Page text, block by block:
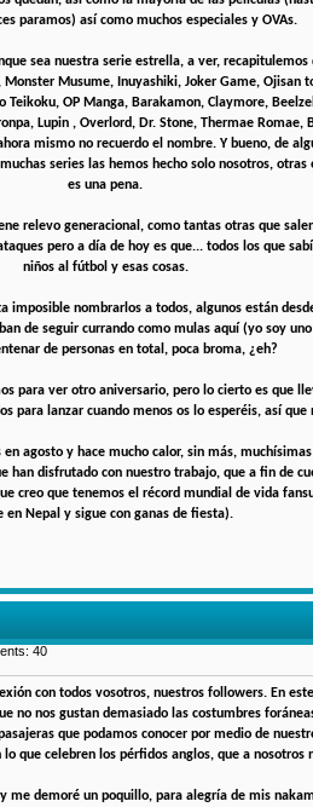
paramos) así como muchos especiales y OVAs.
sea nuestra serie estrella, a ver,
Musume, Inuyashiki, Joker Game, Ojisan
Teikoku, OP Manga, Barakamon, Claymore,
Lupin , Overlord, Dr. Stone, Thermae
mismo no recuerdo el nombre. Y bueno, de
series las hemos hecho solo nosotros,
es una pena.
relevo generacional, como tantas otras que
pero a día de hoy es que... todos los que
niños al fútbol y esas cosas.
imposible nombrarlos a todos, algunos están
de seguir currando como mulas aquí (yo soy
de personas en total, poca broma, ¿eh?
para ver otro aniversario, pero lo cierto es que
para lanzar cuando menos os lo esperéis, así que
agosto y hace mucho calor, sin más,
disfrutado con nuestro trabajo, que a fin de
creo que tenemos el récord mundial de vida
en Nepal y sigue con ganas de fiesta).
40
con todos vosotros, nuestros followers. En
no nos gustan demasiado las costumbres
que podamos conocer por medio de
que celebren los pérfidos anglos, que a
demoré un poquillo, para alegría de mis